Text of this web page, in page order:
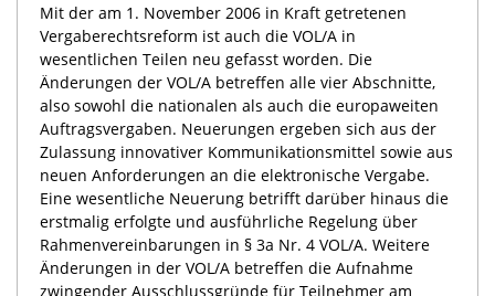
Mit der am 1. November 2006 in Kraft getretenen
Vergaberechtsreform ist auch die VOL/A in
wesentlichen Teilen neu gefasst worden. Die
Änderungen der VOL/A betreffen alle vier Abschnitte,
also sowohl die nationalen als auch die europaweiten
Auftragsvergaben. Neuerungen ergeben sich aus der
Zulassung innovativer Kommunikationsmittel sowie aus
neuen Anforderungen an die elektronische Vergabe.
Eine wesentliche Neuerung betrifft darüber hinaus die
erstmalig erfolgte und ausführliche Regelung über
Rahmenvereinbarungen in § 3a Nr. 4 VOL/A. Weitere
Änderungen in der VOL/A betreffen die Aufnahme
zwingender Ausschlussgründe für Teilnehmer am